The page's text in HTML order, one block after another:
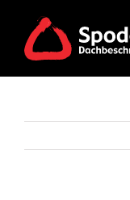
content